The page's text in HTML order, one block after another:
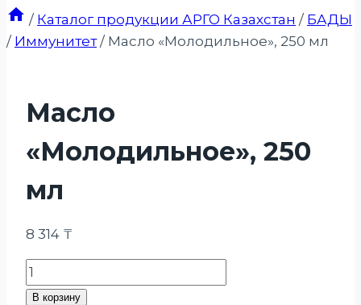
/ Каталог продукции АРГО Казахстан / БАДЫ
/ Иммунитет / Масло «Молодильное», 250 мл
Масло
«Молодильное», 250
мл
8 314 ₸
Количество
товара
В корзину